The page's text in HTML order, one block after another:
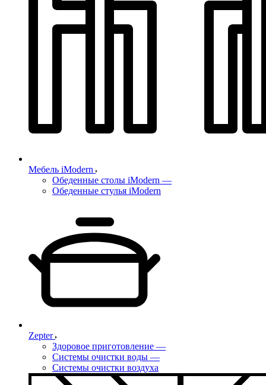
Мебель iModern
Обеденные столы iModern —
Обеденные стулья iModern
Zepter
Здоровое приготовление —
Системы очистки воды —
Системы очистки воздуха